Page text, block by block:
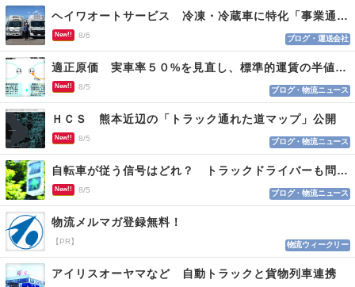
ヘイワオートサービス 冷凍・冷蔵車に特化「事業通じ貢献目指す」
New!! 8/6 ブログ・運送会社
適正原価 実車率５０%を見直し、標準的運賃の半値の恐れも
New!! 8/5 ブログ・物流ニュース
ＨＣＳ 熊本近辺の「トラック通れた道マップ」公開
New!! 8/5 ブログ・物流ニュース
自転車が従う信号はどれ？ トラックドライバーも問われる認識
New!! 8/5 ブログ・物流ニュース
物流メルマガ登録無料！
【PR】 物流ウィークリー
アイリスオーヤマなど 自動トラックと貨物列車連携